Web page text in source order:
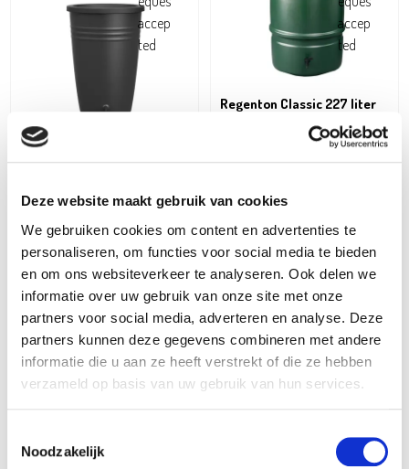
Deze website maakt gebruik van cookies
We gebruiken cookies om content en advertenties te
personaliseren, om functies voor social media te bieden
en om ons websiteverkeer te analyseren. Ook delen we
informatie over uw gebruik van onze site met onze
partners voor social media, adverteren en analyse. Deze
partners kunnen deze gegevens combineren met andere
informatie die u aan ze heeft verstrekt of die ze hebben
verzameld op basis van uw gebruik van hun services.
Noodzakelijk
Green basics regenton plus
200ltr
€149
Regenton Classic 227 liter